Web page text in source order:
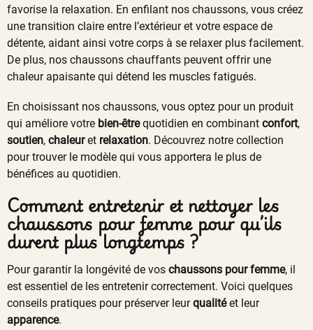
favorise la relaxation. En enfilant nos chaussons, vous créez
une transition claire entre l’extérieur et votre espace de
détente, aidant ainsi votre corps à se relaxer plus facilement.
De plus, nos chaussons chauffants peuvent offrir une
chaleur apaisante qui détend les muscles fatigués.
En choisissant nos chaussons, vous optez pour un produit
qui améliore votre bien-êtrequotidien en combinant confort,
soutien, chaleuret relaxation. Découvrez notre collection
pour trouver le modèle qui vous apportera le plus de
bénéfices au quotidien.
Comment entretenir et nettoyer les
chaussons pour femme pour qu’ils
durent plus longtemps ?
Pour garantir la longévité de vos chaussons pour femme, il
est essentiel de les entretenir correctement. Voici quelques
conseils pratiques pour préserver leurqualitéet leur
apparence.